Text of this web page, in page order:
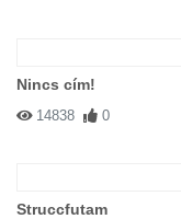
Nincs cím!
14838 0
Struccfutam